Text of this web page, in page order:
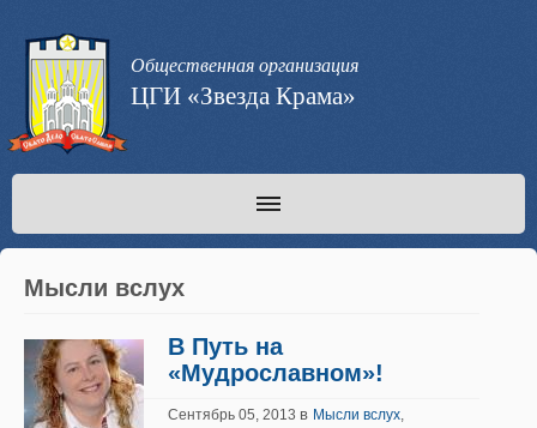
Общественная организация
ЦГИ «Звезда Крама»
Мысли вслух
В Путь на
«Мудрославном»!
Сентябрь 05, 2013 в Мысли вслух,